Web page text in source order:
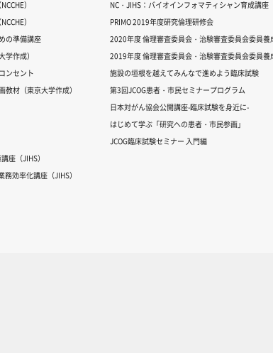
）
）
の準備講座
作成）
ンセント
材（東京大学作成）
座（JIHS）
効率化講座（JIHS）
NC・JIHS：バイオインフォマティシャン育成講座
PRIMO 2019年度研究倫理研修会
2020年度 倫理審査委員会・治験審査委員会委員養
2019年度 倫理審査委員会・治験審査委員会委員養
施設の垣根を越えてみんなで進めよう臨床試験
第3回JCOG患者・市民セミナープログラム
日本対がん協会公開講座-臨床試験を身近に-
はじめて学ぶ「研究への患者・市民参画」
JCOG臨床試験セミナー 入門編